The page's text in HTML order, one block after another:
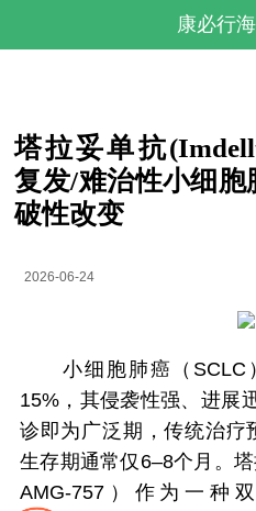
康必行
塔拉妥单抗
复发/难治性小细胞
破性改变
2026-06-24
小细胞肺癌（SCLC
15%，其侵袭性强、进展
诊即为广泛期，传统治疗
生存期通常仅6–8个月。
AMG-757）作为一种